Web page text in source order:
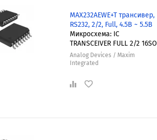
MAX232AEWE+T трансивер,
RS232, 2/2, Full, 4.5В ~ 5.5В
Микросхема: IC
TRANSCEIVER FULL 2/2 16SO
Analog Devices / Maxim
Integrated